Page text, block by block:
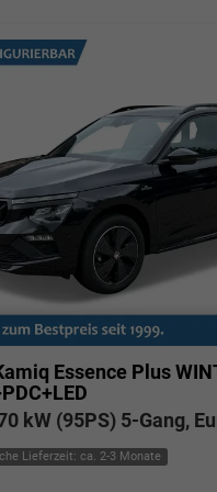
Essence Plus
kW (95PS) 5-Gang,
Lieferzeit: ca. 2-3 Monate